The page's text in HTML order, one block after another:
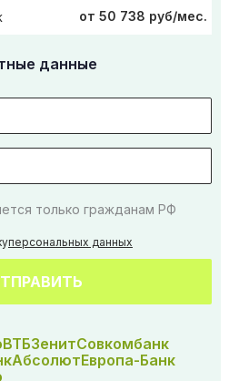
от 50 738 руб/мес.
данные
только гражданам РФ
персональных данных
ВТБЗенитСовкомбанк
АбсолютЕвропа-Банк